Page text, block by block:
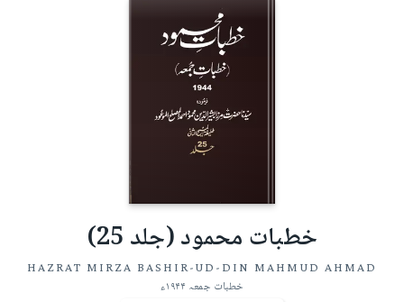
خطبات محمود (جلد 25)
HAZRAT MIRZA BASHIR-UD-DIN MAHMUD AHMAD
خطبات جمعہ ۱۹۴۴ء